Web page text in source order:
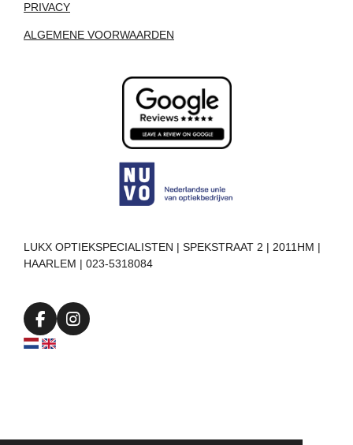
PRIVACY
ALGEMENE VOORWAARDEN
LUKX OPTIEKSPECIALISTEN | SPEKSTRAAT 2 | 2011HM |
HAARLEM | 023-5318084
F
a
I